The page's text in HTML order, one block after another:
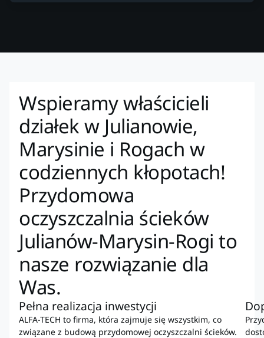
Wspieramy właścicieli
działek w Julianowie,
Marysinie i Rogach w
codziennych kłopotach!
Przydomowa
oczyszczalnia ścieków
Julianów-Marysin-Rogi to
nasze rozwiązanie dla
Was.
Pełna realizacja inwestycji
ALFA-TECH to firma, która zajmuje się wszystkim, co
związane z budową przydomowej oczyszczalni ścieków.